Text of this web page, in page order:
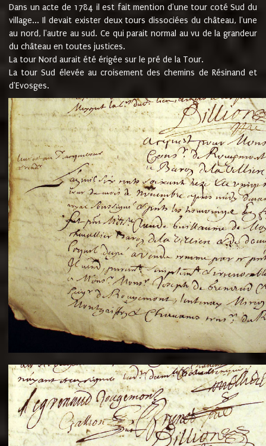
Dans un acte de 1784 il est fait mention d'une tour coté Sud du
village... Il devait exister deux tours dissociées du château, l'une
au nord, l'autre au sud. Ce qui parait normal au vu de la grandeur
du château en toutes justices.
La tour Nord aurait été érigée sur le pré de la Tour.
La tour Sud élevée au croisement des chemins de Résinand et
d'Evosges.